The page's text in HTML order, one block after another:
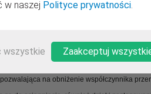
jest ona eksploatująca dla naszych
warunków zewnętrznych. Mistrzem w
stawianymi oknom do budynków
i nowoczesnego designu i
na obniżenie współczynnika
w naszej Polityce prywatności.
wszystkie Zaakceptuj